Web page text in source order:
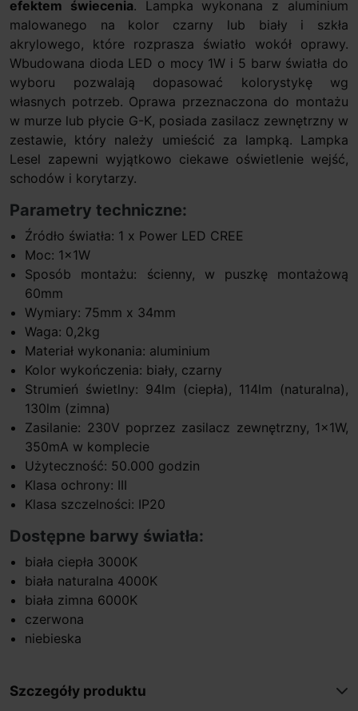
efektem świecenia. Lampka wykonana z aluminium
malowanego na kolor czarny lub biały i szkła
akrylowego, które rozprasza światło wokół oprawy.
Wbudowana dioda LED o mocy 1W i 5 barw światła do
wyboru pozwalają dopasować kolorystykę wg
własnych potrzeb. Oprawa przeznaczona do montażu
w murze lub płycie G-K, posiada zasilacz zewnętrzny w
zestawie, który należy umieścić za lampką. Lampka
Lesel zapewni wyjątkowo ciekawe oświetlenie wejść,
schodów i korytarzy.
Parametry techniczne:
Źródło światła: 1 x Power LED CREE
Moc: 1x1W
Sposób montażu: ścienny, w puszkę montażową
60mm
Wymiary: 75mm x 34mm
Waga: 0,2kg
Materiał wykonania: aluminium
Kolor wykończenia: biały, czarny
Strumień świetlny: 94lm (ciepła), 114lm (naturalna),
130lm (zimna)
Zasilanie: 230V poprzez zasilacz zewnętrzny, 1x1W,
350mA w komplecie
Użyteczność: 50.000 godzin
Klasa ochrony: III
Klasa szczelności: IP20
Dostępne barwy światła:
biała ciepła 3000K
biała naturalna 4000K
biała zimna 6000K
czerwona
niebieska
Szczegóły produktu